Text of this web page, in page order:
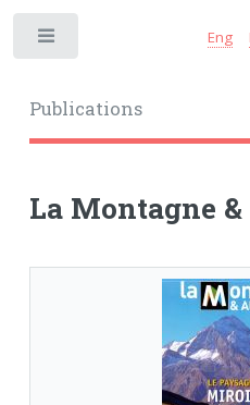
Publications
Eng
La Montagne